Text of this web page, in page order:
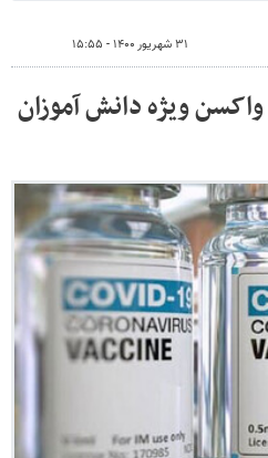
۳۱ شهریور ۱۴۰۰ - ۱۵:۵۵
دوز واکسن ویژه دانش آموزان